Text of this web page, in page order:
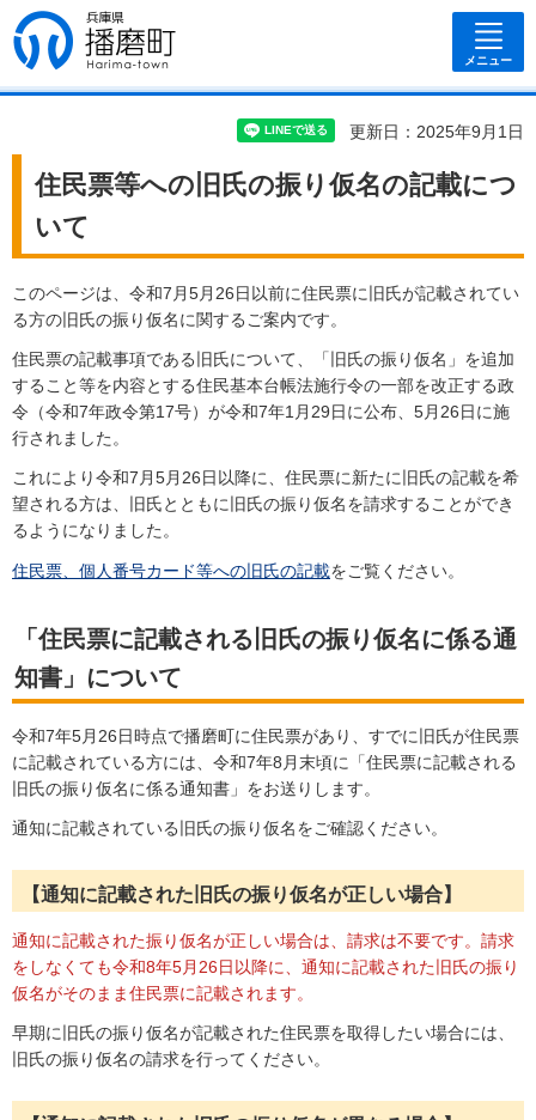
兵庫県 播磨
町
メニュー
更新日：2025年9月1日
住民票等への旧氏の振り仮名の記載につ
いて
このページは、令和7月5月26日以前に住民票に旧氏が記載されてい
る方の旧氏の振り仮名に関するご案内です。
住民票の記載事項である旧氏について、「旧氏の振り仮名」を追加
すること等を内容とする住民基本台帳法施行令の一部を改正する政
令（令和7年政令第17号）が令和7年1月29日に公布、5月26日に施
行されました。
これにより令和7月5月26日以降に、住民票に新たに旧氏の記載を希
望される方は、旧氏とともに旧氏の振り仮名を請求することができ
るようになりました。
住民票、個人番号カード等への旧氏の記載をご覧ください。
「住民票に記載される旧氏の振り仮名に係る通
知書」について
令和7年5月26日時点で播磨町に住民票があり、すでに旧氏が住民票
に記載されている方には、令和7年8月末頃に「住民票に記載される
旧氏の振り仮名に係る通知書」をお送りします。
通知に記載されている旧氏の振り仮名をご確認ください。
【通知に記載された旧氏の振り仮名が正しい場合】
通知に記載された振り仮名が正しい場合は、請求は不要です。請求
をしなくても令和8年5月26日以降に、通知に記載された旧氏の振り
仮名がそのまま住民票に記載されます。
早期に旧氏の振り仮名が記載された住民票を取得したい場合には、
旧氏の振り仮名の請求を行ってください。